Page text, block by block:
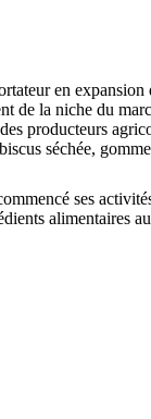
en expansion
de la niche du
producteurs
séchée,
ses
alimentaires